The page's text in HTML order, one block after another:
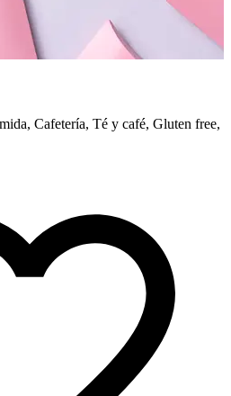
Cafetería, Té y café, Gluten free,